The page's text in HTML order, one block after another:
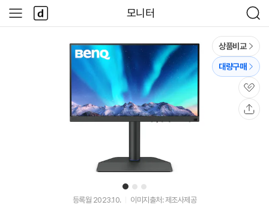
모니터
검
색
사
이
다
나
와
1 2 3
상품비교
대량구매
관
심
등록월 2023.10. 이미지출처: 제조사제공